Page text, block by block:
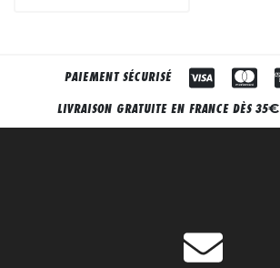
PAIEMENT SÉCURISÉ
LIVRAISON GRATUITE EN FRANCE DÈS 35€